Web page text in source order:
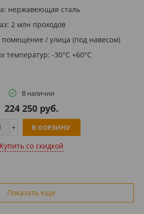
нержавеющая сталь
2 млн проходов
помещение / улица (под навесом)
температур: -30°C +60°C
В наличии
224 250 руб.
В КОРЗИНУ
Купить cо скидкой
Показать еще